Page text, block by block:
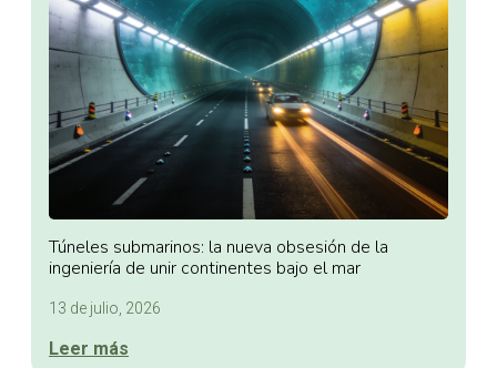
Túneles submarinos: la nueva obsesión de la
ingeniería de unir continentes bajo el mar
13 de julio, 2026
Leer más